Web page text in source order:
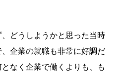
どうしようかと思った当時
企業の就職も非常に好調だ
なく企業で働くよりも、も